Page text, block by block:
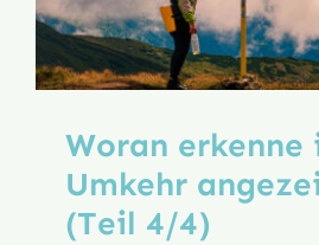
Woran erkenne
Umkehr
(Teil 4/4)